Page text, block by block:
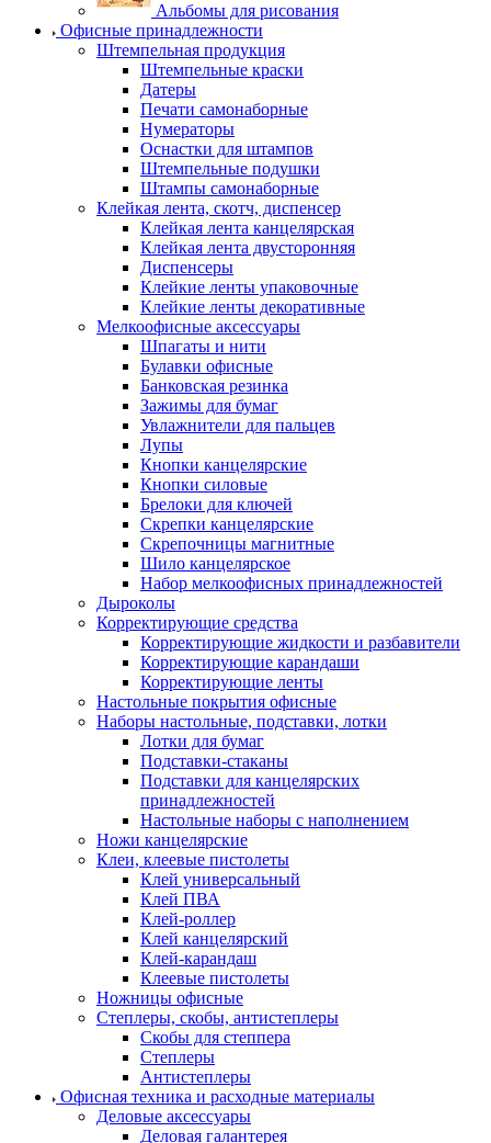
Альбомы для рисования
Офисные принадлежности
Штемпельная продукция
Штемпельные краски
Датеры
Печати самонаборные
Нумераторы
Оснастки для штампов
Штемпельные подушки
Штампы самонаборные
Клейкая лента, скотч, диспенсер
Клейкая лента канцелярская
Клейкая лента двусторонняя
Диспенсеры
Клейкие ленты упаковочные
Клейкие ленты декоративные
Мелкоофисные аксессуары
Шпагаты и нити
Булавки офисные
Банковская резинка
Зажимы для бумаг
Увлажнители для пальцев
Лупы
Кнопки канцелярские
Кнопки силовые
Брелоки для ключей
Скрепки канцелярские
Скрепочницы магнитные
Шило канцелярское
Набор мелкоофисных принадлежностей
Дыроколы
Корректирующие средства
Корректирующие жидкости и разбавители
Корректирующие карандаши
Корректирующие ленты
Настольные покрытия офисные
Наборы настольные, подставки, лотки
Лотки для бумаг
Подставки-стаканы
Подставки для канцелярских
принадлежностей
Настольные наборы с наполнением
Ножи канцелярские
Клеи, клеевые пистолеты
Клей универсальный
Клей ПВА
Клей-роллер
Клей канцелярский
Клей-карандаш
Клеевые пистолеты
Ножницы офисные
Степлеры, скобы, антистеплеры
Скобы для степпера
Степлеры
Антистеплеры
Офисная техника и расходные материалы
Деловые аксессуары
Деловая галантерея